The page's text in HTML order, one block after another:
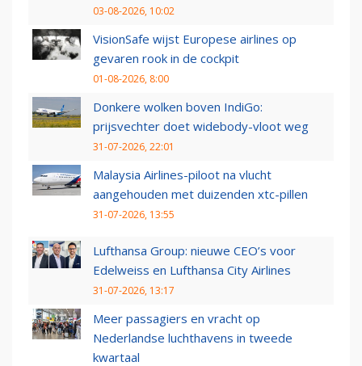
03-08-2026, 10:02
VisionSafe wijst Europese airlines op
gevaren rook in de cockpit
01-08-2026, 8:00
Donkere wolken boven IndiGo:
prijsvechter doet widebody-vloot weg
31-07-2026, 22:01
Malaysia Airlines-piloot na vlucht
aangehouden met duizenden xtc-pillen
31-07-2026, 13:55
Lufthansa Group: nieuwe CEO’s voor
Edelweiss en Lufthansa City Airlines
31-07-2026, 13:17
Meer passagiers en vracht op
Nederlandse luchthavens in tweede
kwartaal